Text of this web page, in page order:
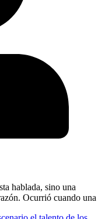
hablada, sino una
Ocurrió cuando una